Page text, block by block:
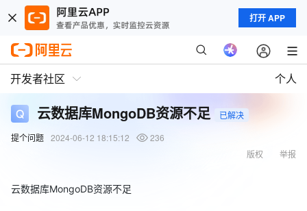
打开 APP
开发者社区 个人
云数据库MongoDB资源不足
已解决
提个问题 2024-06-12 18:15:12
236
举报
版权
云数据库MongoDB资源不足